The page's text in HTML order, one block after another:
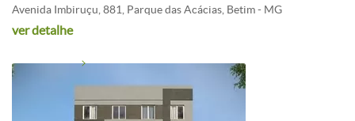
Avenida Imbiruçu, 881, Parque das Acácias, Betim - MG
ver detalhe